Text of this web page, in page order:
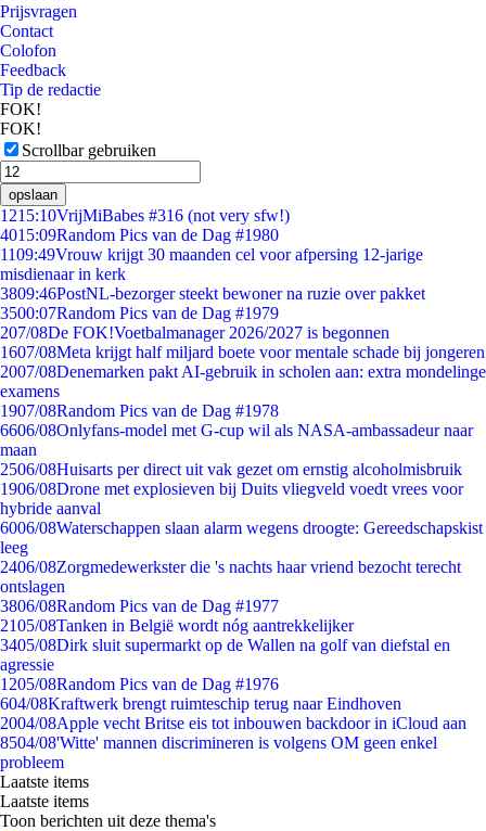
Prijsvragen
Contact
Colofon
Feedback
Tip de redactie
FOK!
FOK!
Scrollbar gebruiken
opslaan
1215:10VrijMiBabes #316 (not very sfw!)
4015:09Random Pics van de Dag #1980
1109:49Vrouw krijgt 30 maanden cel voor afpersing 12-jarige
misdienaar in kerk
3809:46PostNL-bezorger steekt bewoner na ruzie over pakket
3500:07Random Pics van de Dag #1979
207/08De FOK!Voetbalmanager 2026/2027 is begonnen
1607/08Meta krijgt half miljard boete voor mentale schade bij jongeren
2007/08Denemarken pakt AI-gebruik in scholen aan: extra mondelinge
examens
1907/08Random Pics van de Dag #1978
6606/08Onlyfans-model met G-cup wil als NASA-ambassadeur naar
maan
2506/08Huisarts per direct uit vak gezet om ernstig alcoholmisbruik
1906/08Drone met explosieven bij Duits vliegveld voedt vrees voor
hybride aanval
6006/08Waterschappen slaan alarm wegens droogte: Gereedschapskist
leeg
2406/08Zorgmedewerkster die 's nachts haar vriend bezocht terecht
ontslagen
3806/08Random Pics van de Dag #1977
2105/08Tanken in België wordt nóg aantrekkelijker
3405/08Dirk sluit supermarkt op de Wallen na golf van diefstal en
agressie
1205/08Random Pics van de Dag #1976
604/08Kraftwerk brengt ruimteschip terug naar Eindhoven
2004/08Apple vecht Britse eis tot inbouwen backdoor in iCloud aan
8504/08'Witte' mannen discrimineren is volgens OM geen enkel
probleem
Laatste items
Laatste items
Toon berichten uit deze thema's